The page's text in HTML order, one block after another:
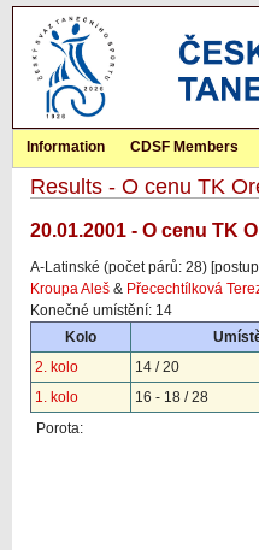
Information CDSF Members
Results - O cenu TK
20.01.2001 - O cenu TK
A-Latinské (počet párů: 28)
Kroupa Aleš & Přecechtílková
Konečné umístění: 14
Kolo
2. kolo
14 / 20
1. kolo
16 - 18 / 28
Porota: